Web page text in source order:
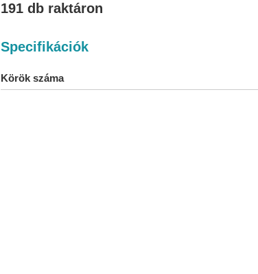
191 db raktáron
Specifikációk
Körök száma